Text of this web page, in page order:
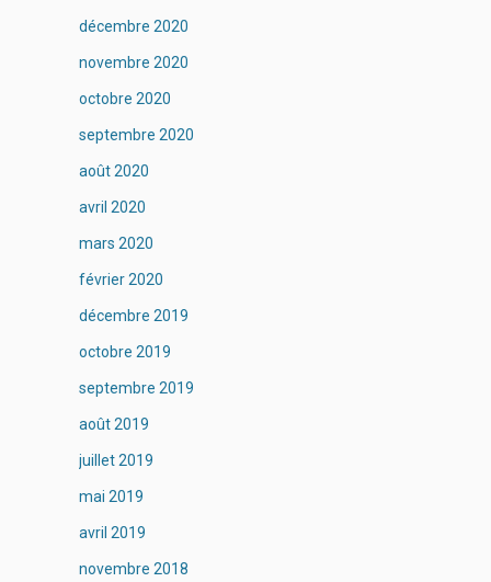
décembre 2020
novembre 2020
octobre 2020
septembre 2020
août 2020
avril 2020
mars 2020
février 2020
décembre 2019
octobre 2019
septembre 2019
août 2019
juillet 2019
mai 2019
avril 2019
novembre 2018